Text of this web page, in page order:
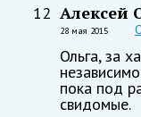
12 Алексей
28 мая 2015
Ольга, за
пока под
свидомые.